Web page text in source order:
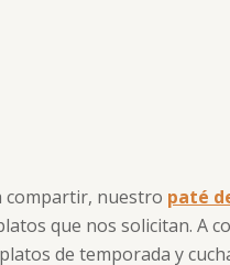
compartir, nuestro paté
que nos solicitan. A
de temporada y